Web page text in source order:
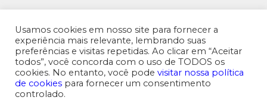
MENU SUPERIOR
Usamos cookies em nosso site para fornecer a
experiência mais relevante, lembrando suas
preferências e visitas repetidas. Ao clicar em “Aceitar
todos”, você concorda com o uso de TODOS os
cookies. No entanto, você pode visitar nossa política
de cookies para fornecer um consentimento
controlado.